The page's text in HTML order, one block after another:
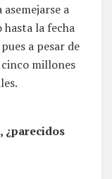
a
la fecha
a pesar de
millones
¿parecidos